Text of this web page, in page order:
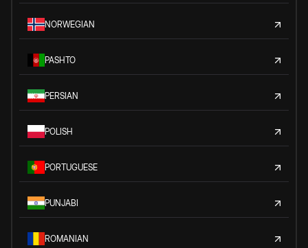
NORWEGIAN
PASHTO
PERSIAN
POLISH
PORTUGUESE
PUNJABI
ROMANIAN